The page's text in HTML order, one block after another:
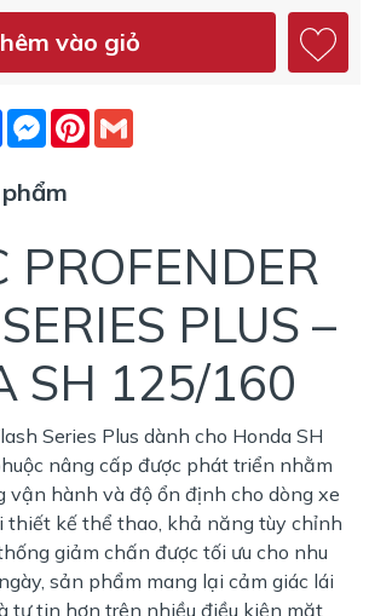
vào giỏ
FacebookMessenger
Pinterest
PROFENDER
PLUS –
SH 125/160
Series Plus dành cho Honda SH
nâng cấp được phát triển nhằm
hành và độ ổn định cho dòng xe
thiết kế thể thao, khả năng tùy chỉnh
giảm chấn được tối ưu cho nhu
sản phẩm mang lại cảm giác lái
tự tin hơn trên nhiều điều kiện mặt